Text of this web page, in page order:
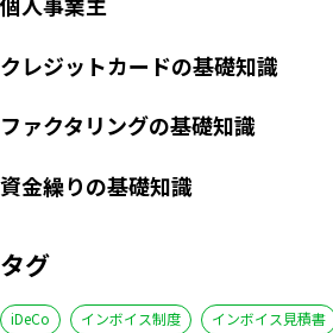
クレジットカードの基礎知識
ファクタリングの基礎知識
資金繰りの基礎知識
タグ
iDeCo インボイス制度 インボイス見積書